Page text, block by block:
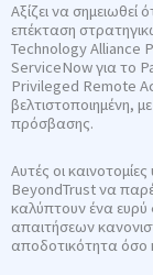
Αξίζει να
επέκταση
Technology Alliance
ServiceNow για το
Privileged Remote
βελτιστοποιημένη,
πρόσβασης.
Αυτές οι
BeyondTrust να
καλύπτουν ένα
απαιτήσεων
αποδοτικότητα όσο